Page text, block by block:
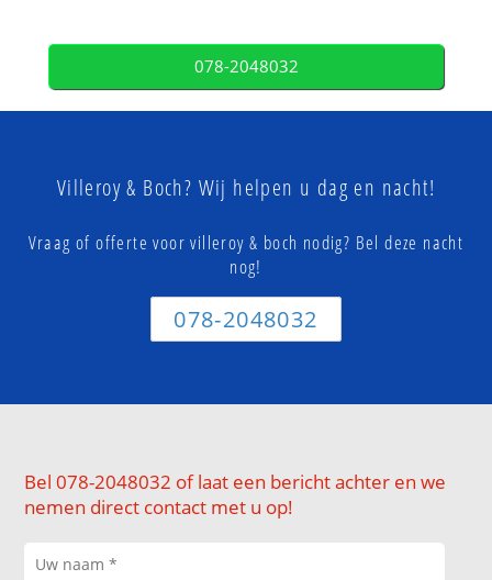
078-2048032
Villeroy & Boch? Wij helpen u dag en nacht!
Vraag of offerte voor villeroy & boch nodig? Bel deze nacht
nog!
078-2048032
Bel 078-2048032 of laat een bericht achter en we
nemen direct contact met u op!